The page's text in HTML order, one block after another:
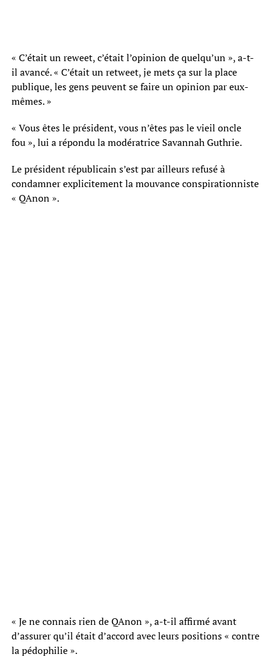
« C’était un reweet, c’était l’opinion de quelqu’un », a-t-
il avancé. « C’était un retweet, je mets ça sur la place
publique, les gens peuvent se faire un opinion par eux-
mêmes. »
« Vous êtes le président, vous n’êtes pas le vieil oncle
fou », lui a répondu la modératrice Savannah Guthrie.
Le président républicain s’est par ailleurs refusé à
condamner explicitement la mouvance conspirationniste
« QAnon ».
« Je ne connais rien de QAnon », a-t-il affirmé avant
d’assurer qu’il était d’accord avec leurs positions « contre
la pédophilie ».